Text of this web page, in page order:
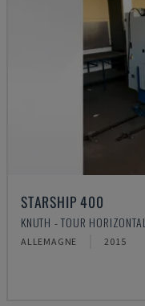
STARSHIP 400
KNUTH - TOUR HORIZONTAL
ALLEMAGNE 2015